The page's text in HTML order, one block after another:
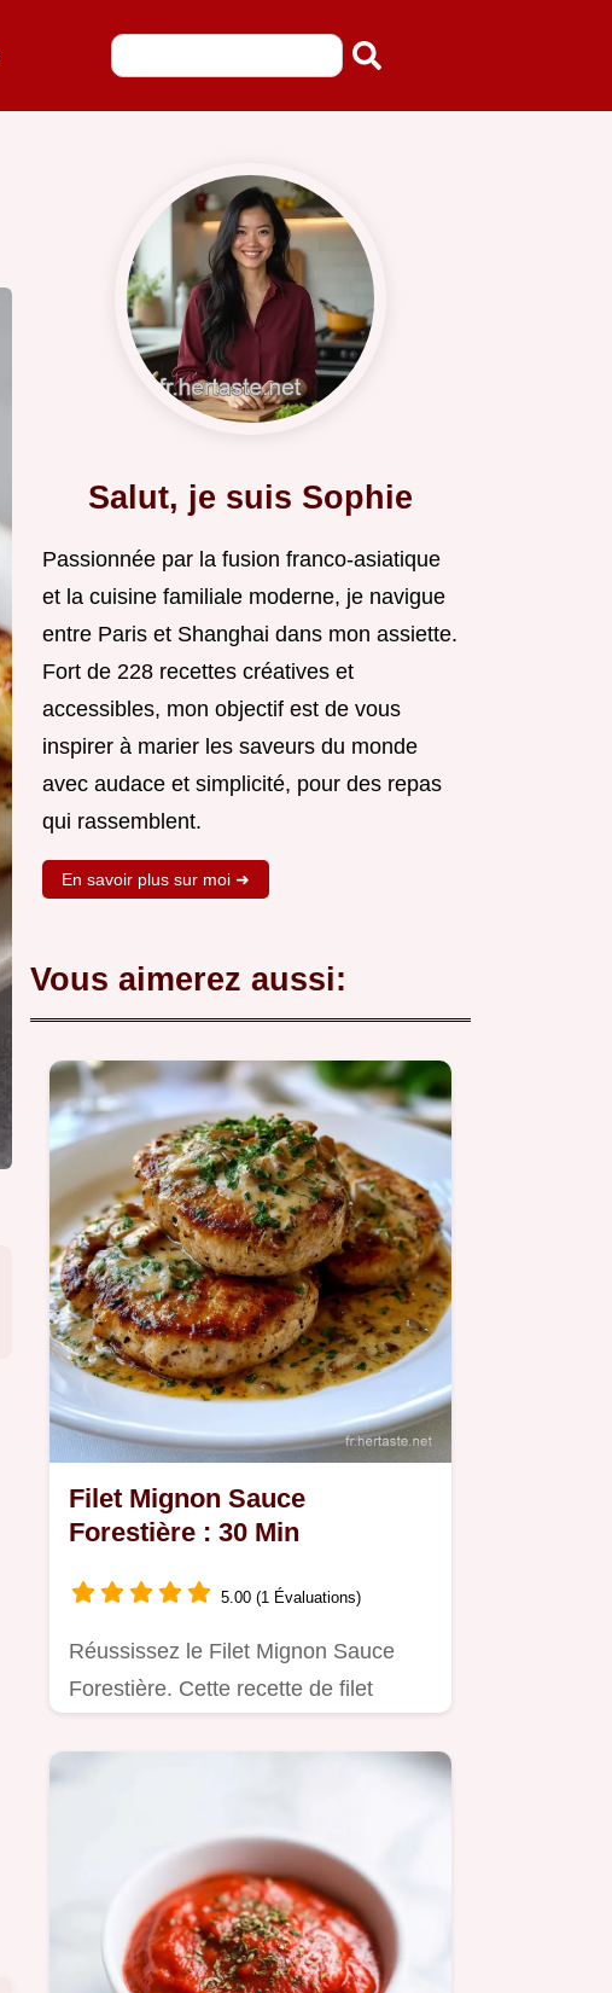
Salut, je suis Sophie
Passionnée par la fusion franco-asiatique
et la cuisine familiale moderne, je navigue
entre Paris et Shanghai dans mon assiette.
Fort de 228 recettes créatives et
accessibles, mon objectif est de vous
inspirer à marier les saveurs du monde
avec audace et simplicité, pour des repas
qui rassemblent.
En savoir plus sur moi ➜
Vous aimerez aussi:
Filet Mignon Sauce
Forestière : 30 Min
5.00 (1 Évaluations)
Réussissez le Filet Mignon Sauce
Forestière. Cette recette de filet